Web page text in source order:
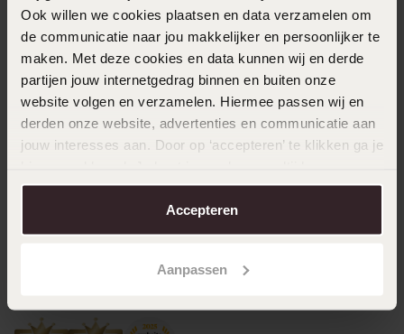
Ook willen we cookies plaatsen en data verzamelen om
de communicatie naar jou makkelijker en persoonlijker te
maken. Met deze cookies en data kunnen wij en derde
partijen jouw internetgedrag binnen en buiten onze
website volgen en verzamelen. Hiermee passen wij en
derden onze website, advertenties en communicatie aan
jouw interesses aan. Door op ‘accepteren’ te klikken ga je
aanpassen. Lees er meer over in onscookiebeleid.
Accepteren
Aanpassen
Klantenservice
Word member en ontvang altijd minimaal 10% korting